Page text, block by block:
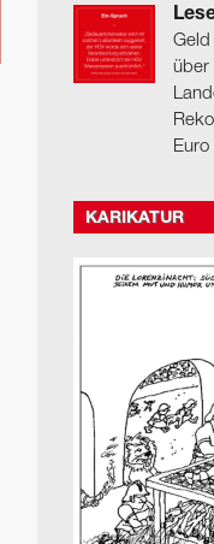
Geld
über
KARIKATUR